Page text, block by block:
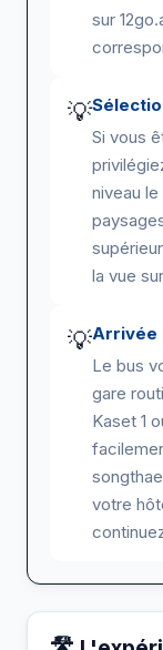
sur
💡
Si vous
niveau
la vue
💡Arrivée
Le bus
gare
Kaset 1
votre